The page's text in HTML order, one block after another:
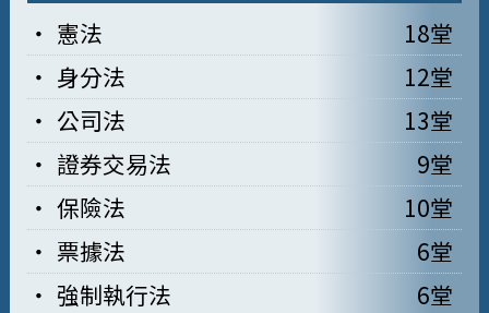
憲法
18堂
身分法
12堂
公司法
13堂
證券交易法
9堂
保險法
10堂
票據法
6堂
強制執行法
6堂